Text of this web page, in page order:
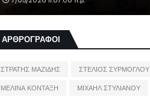
ΑΡΘΡΟΓΡΑΦΟΙ
ΣΤΡΑΤΗΣ ΜΑΖΙΔΗΣ
ΣΤΕΛΙΟΣ ΣΥΡΜΟΓΛΟΥ
ΜΕΛΙΝΑ ΚΟΝΤΑΞΗ
ΜΙΧΑΗΛ ΣΤΥΛΙΑΝΟΥ